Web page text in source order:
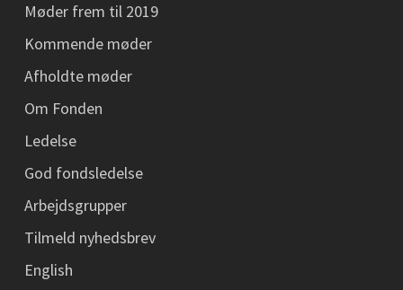
Møder frem til 2019
Kommende møder
Afholdte møder
Om Fonden
Ledelse
God fondsledelse
Arbejdsgrupper
Tilmeld nyhedsbrev
English